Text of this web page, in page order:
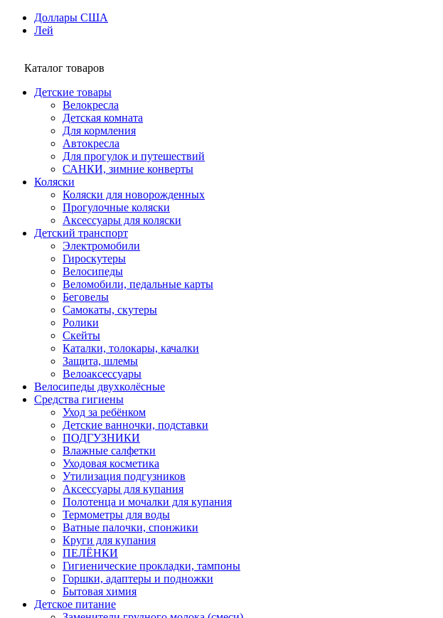
Доллары США
Лей
Каталог товаров
Детские товары
Велокресла
Детская комната
Для кормления
Автокресла
Для прогулок и путешествий
САНКИ, зимние конверты
Коляски
Коляски для новорожденных
Прогулочные коляски
Аксессуары для коляски
Детский транспорт
Электромобили
Гироскутеры
Велосипеды
Веломобили, педальные карты
Беговелы
Самокаты, скутеры
Ролики
Скейты
Каталки, толокары, качалки
Защита, шлемы
Велоаксессуары
Велосипеды двухколёсные
Средства гигиены
Уход за ребёнком
Детские ванночки, подставки
ПОДГУЗНИКИ
Влажные салфетки
Уходовая косметика
Утилизация подгузников
Аксессуары для купания
Полотенца и мочалки для купания
Термометры для воды
Ватные палочки, спонжики
Круги для купания
ПЕЛЁНКИ
Гигиенические прокладки, тампоны
Горшки, адаптеры и подножки
Бытовая химия
Детское питание